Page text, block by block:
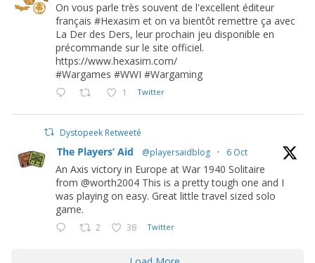
On vous parle très souvent de l'excellent éditeur
français #Hexasim et on va bientôt remettre ça avec
La Der des Ders, leur prochain jeu disponible en
précommande sur le site officiel.
https://www.hexasim.com/
#Wargames #WWI #Wargaming
1 Twitter
Dystopeek Retweeté
The Players’ Aid @playersaidblog · 6 Oct
An Axis victory in Europe at War 1940 Solitaire
from @worth2004 This is a pretty tough one and I
was playing on easy. Great little travel sized solo
game.
2 38 Twitter